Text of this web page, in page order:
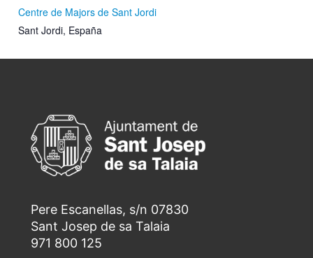
Centre de Majors de Sant Jordi
Sant Jordi, España
Pere Escanellas, s/n 07830
Sant Josep de sa Talaia
971 800 125